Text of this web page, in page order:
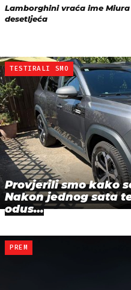
Lamborghini vraća ime
desetljeća
TESTIRALI SMO
Provjerili smo kako
Nakon jednog sata
odus…
PREM